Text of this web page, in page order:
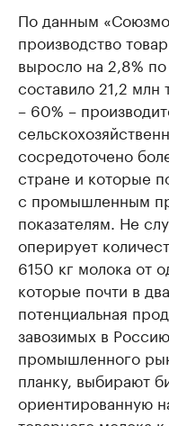
По данным
производство
выросло на 2,8%
составило 21,2 млн
– 60% –
сосредоточено
стране и которые
с промышленным
показателям. Не
оперирует
6150 кг молока от
которые почти в
потенциальная
завозимых в
промышленного
планку, выбирают
ориентированную